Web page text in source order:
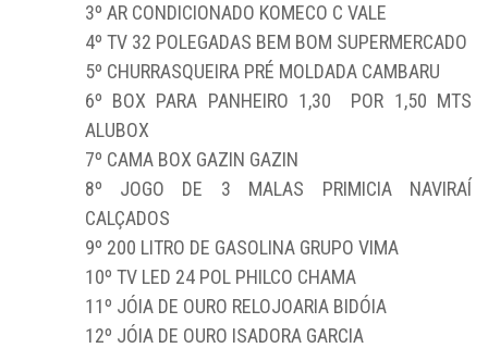
3º AR CONDICIONADO KOMECO C VALE
4º TV 32 POLEGADAS BEM BOM SUPERMERCADO
5º CHURRASQUEIRA PRÉ MOLDADA CAMBARU
6º BOX PARA PANHEIRO 1,30 POR 1,50 MTS
ALUBOX
7º CAMA BOX GAZIN GAZIN
8º JOGO DE 3 MALAS PRIMICIA NAVIRAÍ
CALÇADOS
9º 200 LITRO DE GASOLINA GRUPO VIMA
10º TV LED 24 POL PHILCO CHAMA
11º JÓIA DE OURO RELOJOARIA BIDÓIA
12º JÓIA DE OURO ISADORA GARCIA